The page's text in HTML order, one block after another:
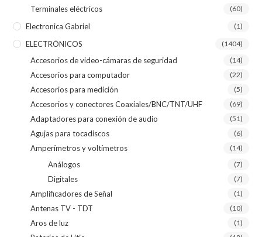
Terminales eléctricos (60)
Electronica Gabriel (1)
ELECTRÓNICOS (1404)
Accesorios de video-cámaras de seguridad (14)
Accesorios para computador (22)
Accesorios para medición (5)
Accesorios y conectores Coaxiales/BNC/TNT/UHF (69)
Adaptadores para conexión de audio (51)
Agujas para tocadiscos (6)
Amperímetros y voltímetros (14)
Análogos (7)
Digitales (7)
Amplificadores de Señal (1)
Antenas TV - TDT (10)
Aros de luz (1)